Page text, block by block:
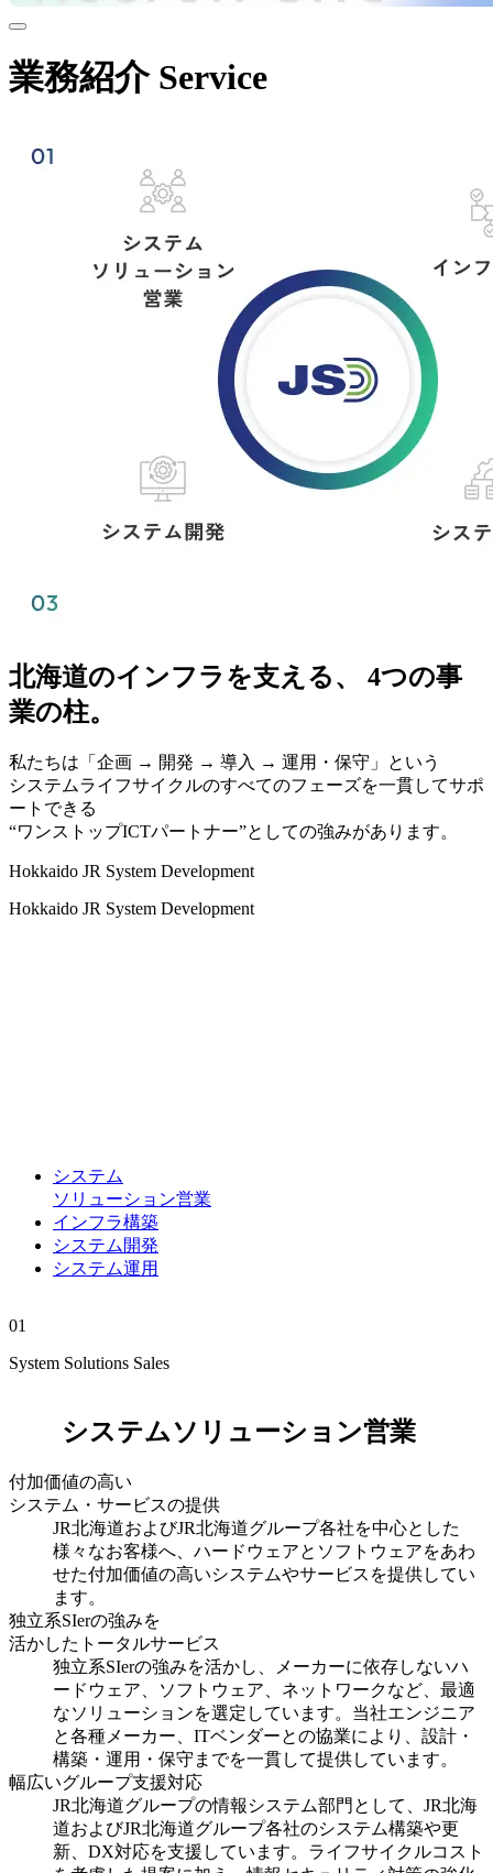
業務紹介 Service
北海道のインフラを支える、
4つの事
業の柱。
私たちは「企画 → 開発 → 導入 → 運用・保守」という
システムライフサイクルのすべてのフェーズを一貫してサポ
ートできる
“ワンストップICTパートナー”としての強みがあります。
Hokkaido JR System Development
Hokkaido JR System Development
システム
ソリューション営業
インフラ構築
システム開発
システム運用
01
System Solutions Sales
システムソリューション営業
付加価値の高い
システム・サービスの提供
JR北海道およびJR北海道グループ各社を中心とした
様々なお客様へ、ハードウェアとソフトウェアをあわ
せた付加価値の高いシステムやサービスを提供してい
ます。
独立系SIerの強みを
活かしたトータルサービス
独立系SIerの強みを活かし、メーカーに依存しないハ
ードウェア、ソフトウェア、ネットワークなど、最適
なソリューションを選定しています。当社エンジニア
と各種メーカー、ITベンダーとの協業により、設計・
構築・運用・保守までを一貫して提供しています。
幅広いグループ支援対応
JR北海道グループの情報システム部門として、JR北海
道およびJR北海道グループ各社のシステム構築や更
新、DX対応を支援しています。ライフサイクルコスト